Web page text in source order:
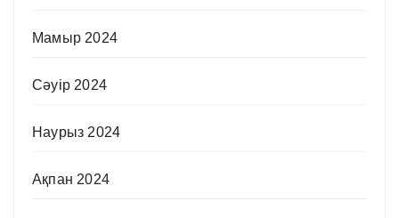
Мамыр 2024
Сәуір 2024
Наурыз 2024
Ақпан 2024